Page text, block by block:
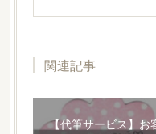
関連記事
【代筆サービス】お